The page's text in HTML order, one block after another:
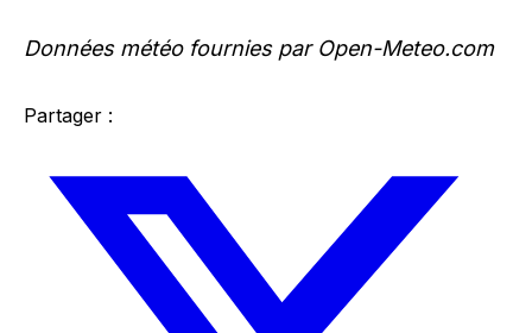
Données météo fournies par Open-Meteo.com
Partager :